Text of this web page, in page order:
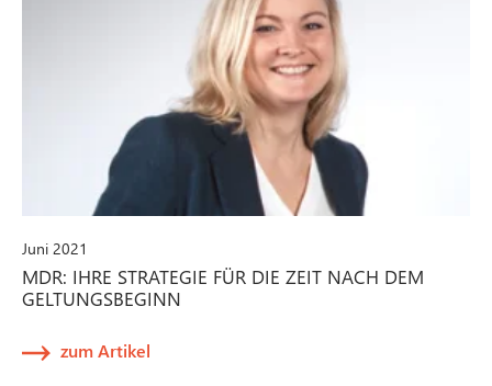
Juni 2021
MDR: IHRE STRATEGIE FÜR DIE ZEIT NACH DEM
GELTUNGSBEGINN
zum Artikel